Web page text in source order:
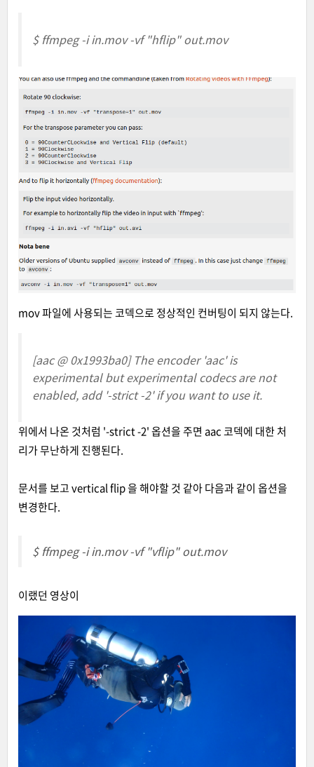
$ ffmpeg -i in.mov -vf "hflip" out.mov
mov 파일에 사용되는 코덱으로 정상적인 컨버팅이 되지 않는다.
[aac @ 0x1993ba0] The encoder 'aac' is
experimental but experimental codecs are not
enabled, add '-strict -2' if you want to use it.
위에서 나온 것처럼 '-strict -2' 옵션을 주면 aac 코덱에 대한 처
리가 무난하게 진행된다.
문서를 보고 vertical flip 을 해야할 것 같아 다음과 같이 옵션을
변경한다.
$ ffmpeg -i in.mov -vf "vflip" out.mov
이랬던 영상이